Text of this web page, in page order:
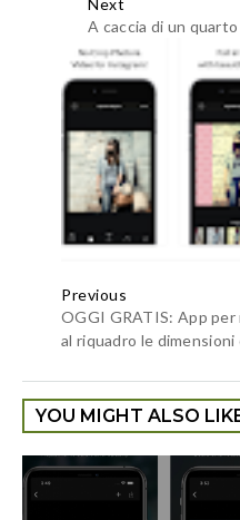
Next
A caccia di un
Previous
OGGI GRATIS: App
al riquadro le
YOU MIGHT ALSO